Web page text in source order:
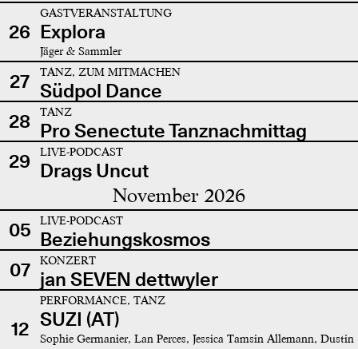
26
GASTVERANSTALTUNG
Explora
Jäger & Sammler
27 TANZ, ZUM MITMACHEN
Südpol Dance
28
TANZ
Pro Senectute Tanznachmittag
29
LIVE-PODCAST
Drags Uncut
November 2026
05 LIVE-PODCAST
Beziehungskosmos
07
KONZERT
jan SEVEN dettwyler
12
PERFORMANCE, TANZ
SUZI (AT)
Sophie Germanier, Lan Perces, Jessica Tamsin Allemann, Dustin